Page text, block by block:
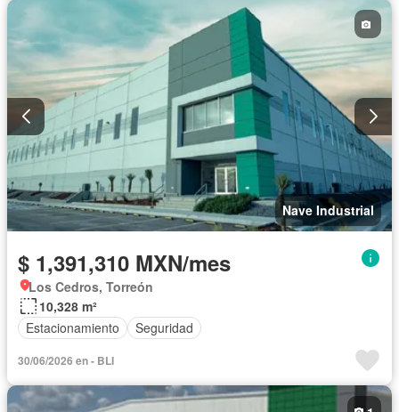
Nave Industrial
$ 1,391,310 MXN/mes
Los Cedros, Torreón
10,328 m²
Estacionamiento
Seguridad
30/06/2026 en - BLI